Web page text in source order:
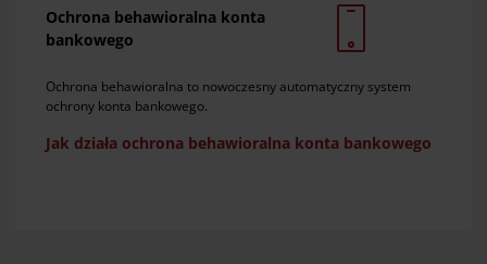
Ochrona behawioralna konta
bankowego
Ochrona behawioralna to nowoczesny automatyczny system
ochrony konta bankowego.
Jak działa ochrona behawioralna konta bankowego